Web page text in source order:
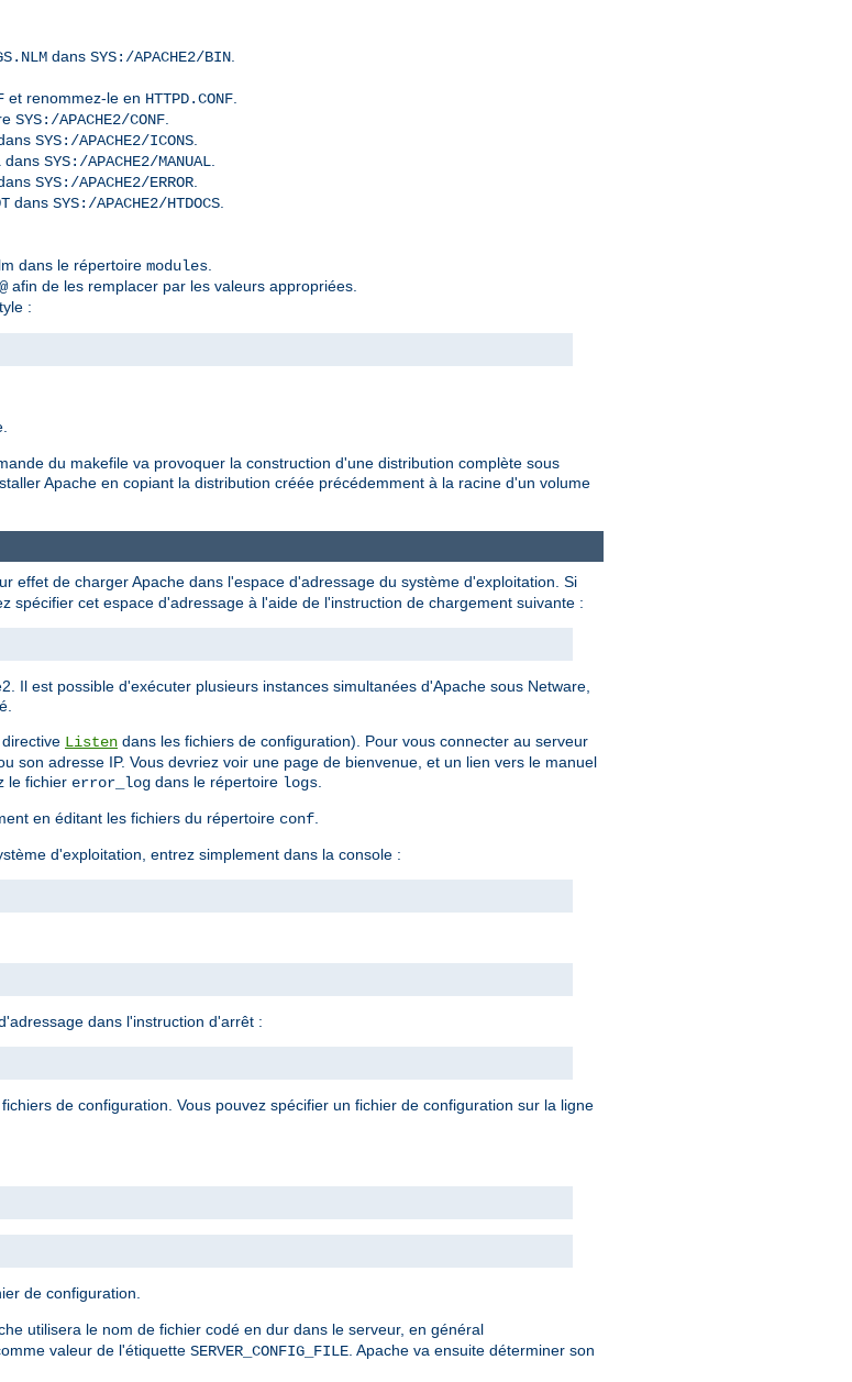
dans SYS:/APACHE2/BIN.
et renommez-le en HTTPD.CONF.
SYS:/APACHE2/CONF.
SYS:/APACHE2/ICONS.
dans SYS:/APACHE2/MANUAL.
SYS:/APACHE2/ERROR.
dans SYS:/APACHE2/HTDOCS.
dans le répertoire modules.
afin de les remplacer par les valeurs appropriées.
:
du makefile va provoquer la construction d'une distribution complète sous
Apache en copiant la distribution créée précédemment à la racine d'un volume
effet de charger Apache dans l'espace d'adressage du système d'exploitation. Si
cet espace d'adressage à l'aide de l'instruction de chargement suivante :
Il est possible d'exécuter plusieurs instances simultanées d'Apache sous Netware,
Listen dans les fichiers de configuration). Pour vous connecter au serveur
adresse IP. Vous devriez voir une page de bienvenue, et un lien vers le manuel
le fichier error_log dans le répertoire logs
en éditant les fichiers du répertoire conf
d'exploitation, entrez simplement dans la console :
dans l'instruction d'arrêt :
de configuration. Vous pouvez spécifier un fichier de configuration sur la ligne
de configuration.
utilisera le nom de fichier codé en dur dans le serveur, en général
valeur de l'étiquette SERVER_CONFIG_FILE . Apache va ensuite déterminer son